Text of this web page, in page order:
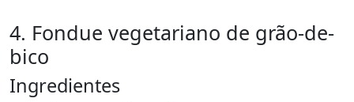
4. Fondue vegetariano de grão-de-
bico
Ingredientes